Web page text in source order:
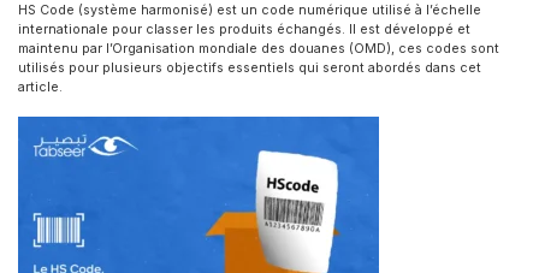
HS Code (système harmonisé) est un code numérique utilisé à l’échelle
internationale pour classer les produits échangés. Il est développé et
maintenu par l’Organisation mondiale des douanes (OMD), ces codes sont
utilisés pour plusieurs objectifs essentiels qui seront abordés dans cet
article.